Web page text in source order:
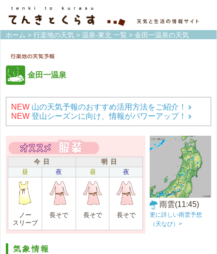
ホーム > 行楽地の天気 > 温泉-東北 一覧 > 金田一温泉の天気
金田一温泉
NEW 山の天気予報のおすすめ活用方法をご紹介！
NEW 登山シーズンに向け、情報がパワーアップ！
今 日
明 日
昼
夜 昼 夜
ノー
スリーブ
長そで 長そで 長そで
雨雲(11:45)
更に詳しい雨雲予想
（天なび）>
気象情報